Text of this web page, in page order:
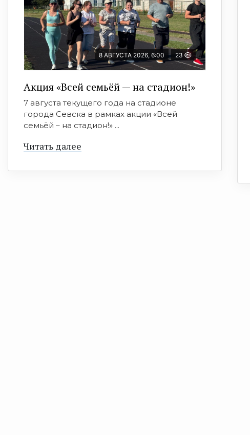
8 АВГУСТА 2026, 6:00 23
Акция «Всей семьёй — на стадион!»
7 августа текущего года на стадионе
города Севска в рамках акции «Всей
семьёй – на стадион!» ...
Читать далее